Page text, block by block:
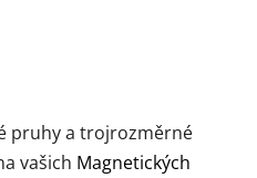
pruhy a trojrozměrné
vašich Magnetických